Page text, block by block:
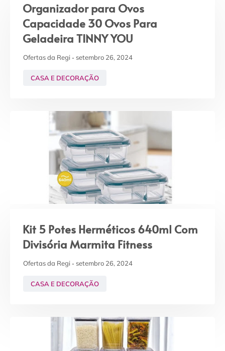
Organizador para Ovos
Capacidade 30 Ovos Para
Geladeira TINNY YOU
Ofertas da Regi setembro 26, 2024
CASA E DECORAÇÃO
Kit 5 Potes Herméticos 640ml Com
Divisória Marmita Fitness
Ofertas da Regi setembro 26, 2024
CASA E DECORAÇÃO